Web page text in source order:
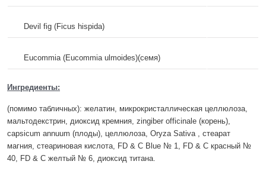
Devil fig (Ficus hispida)
Eucommia (Eucommia ulmoides)(семя)
Ингредиенты:
(помимо табличных): желатин, микрокристаллическая целлюлоза,
мальтодекстрин, диоксид кремния, zingiber officinale (корень),
сapsicum annuum (плоды), целлюлоза, Oryza Sativa , стеарат
магния, стеариновая кислота, FD & C Blue № 1, FD & C красный №
40, FD & C желтый № 6, диоксид титана.